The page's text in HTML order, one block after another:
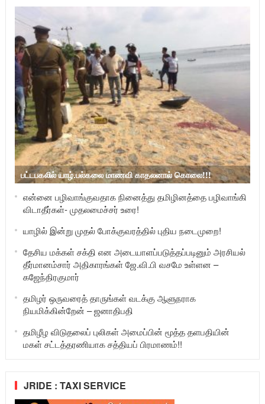
பட்டபகலில் யாழ்.பல்கலை மாணவி காதலனால் கொலை!!!
என்னை பழிவாங்குவதாக நினைத்து தமிழினத்தை பழிவாங்கி
விடாதீர்கள்- முதலமைச்சர் உரை!
யாழில் இன்று முதல் போக்குவரத்தில் புதிய நடைமுறை!
தேசிய மக்கள் சக்தி என அடையாளப்படுத்தப்படினும் அரசியல்
தீர்மானம்சார் அதிகாரங்கள் ஜே.வி.பி வசமே உள்ளன –
கஜேந்திரகுமார்
தமிழர் ஒருவரைத் தாருங்கள் வடக்கு ஆளுநராக
நியமிக்கின்றேன் – ஜனாதிபதி
தமிழீழ விடுதலைப் புலிகள் அமைப்பின் மூத்த தளபதியின்
மகள் சட்டத்தரணியாக சத்தியப் பிரமாணம்!!
JRIDE : TAXI SERVICE